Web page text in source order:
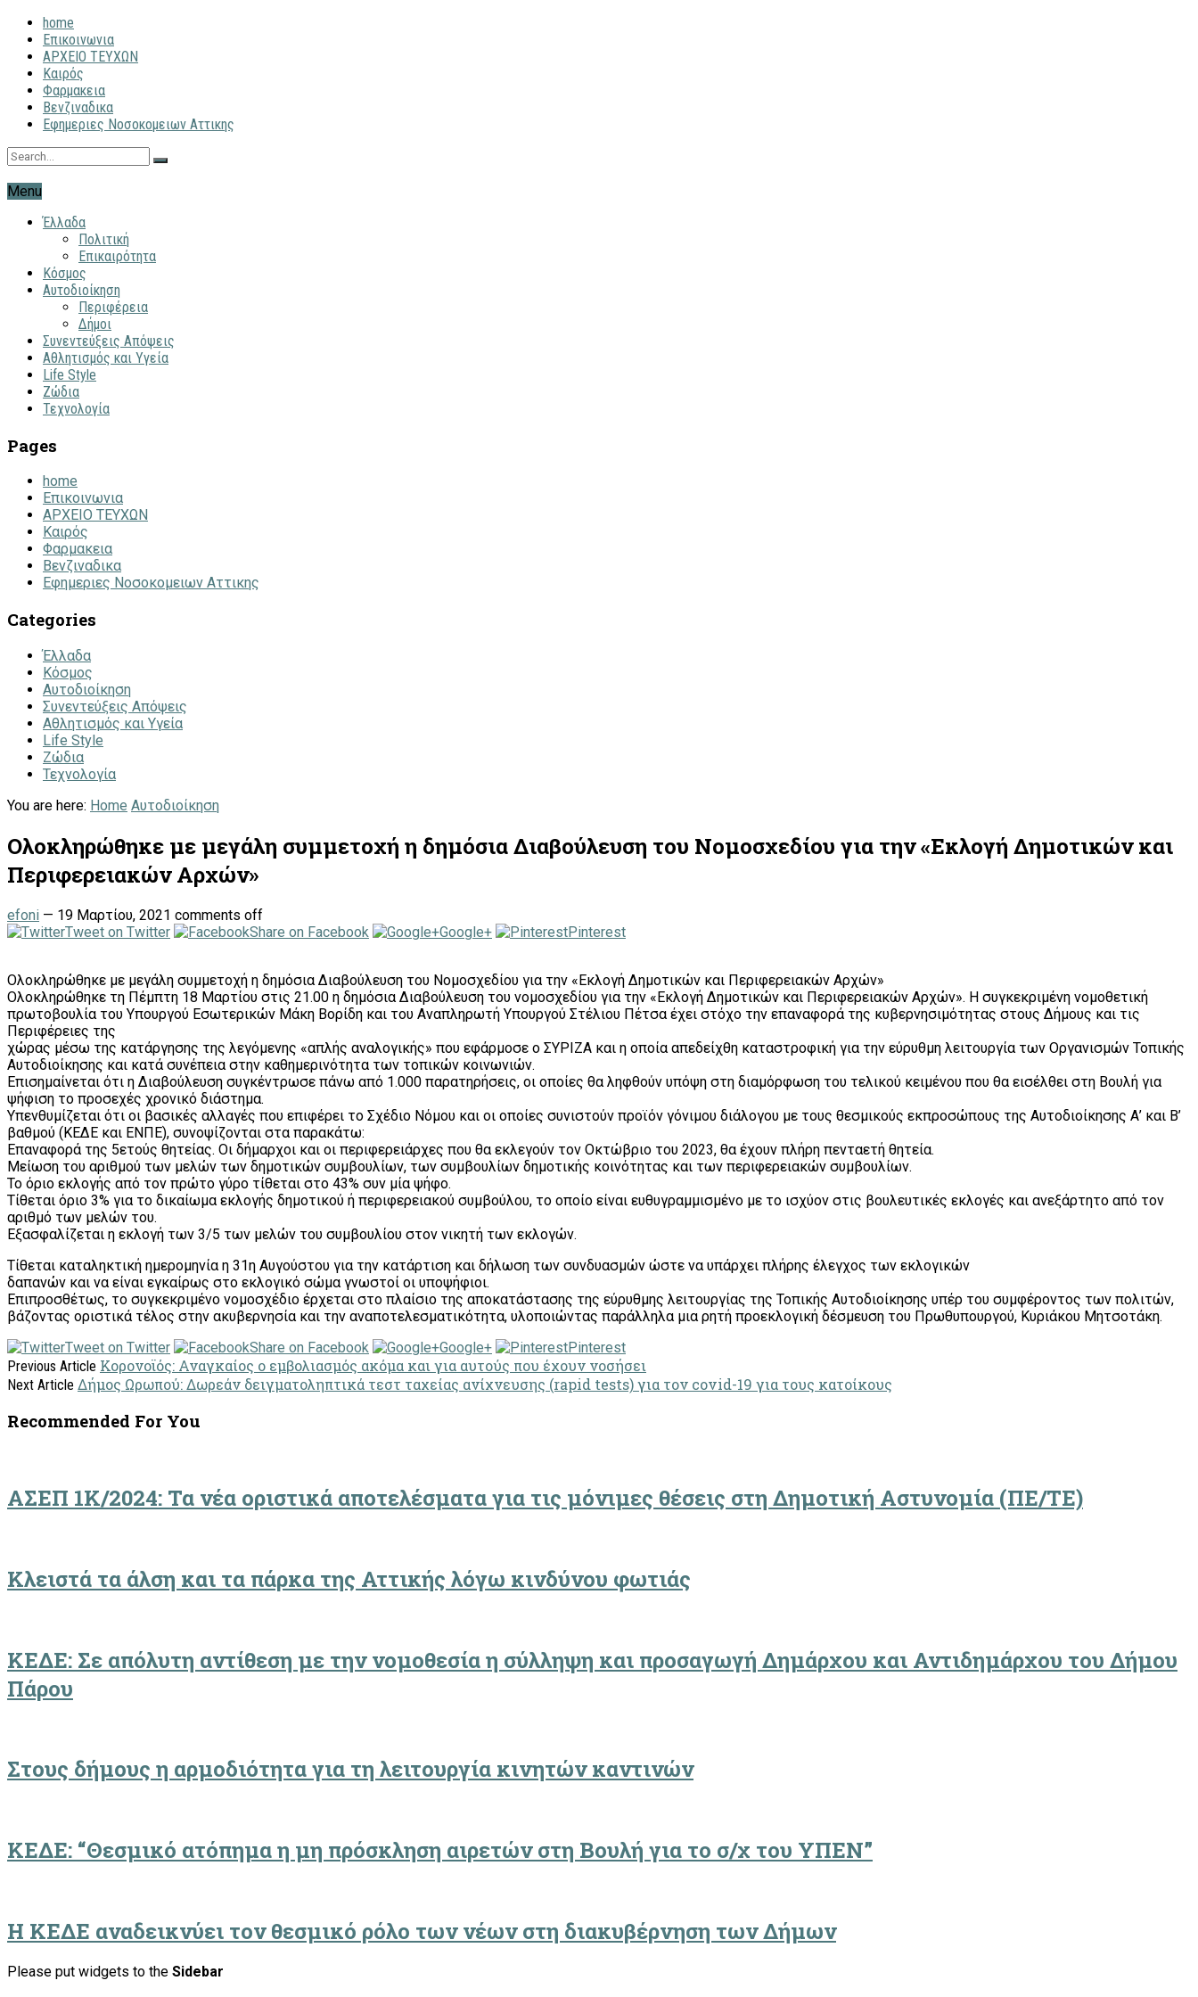
home
Επικοινωνια
ΑΡΧΕΙΟ ΤΕΥΧΩΝ
Καιρός
Φαρμακεια
Βενζιναδικα
Εφημεριες Νοσοκομειων Αττικης
Menu
Έλλαδα
Πολιτική
Επικαιρότητα
Κόσμος
Αυτοδιοίκηση
Περιφέρεια
Δήμοι
Συνεντεύξεις Απόψεις
Αθλητισμός και Υγεία
Life Style
Ζώδια
Τεχνολογία
Pages
home
Επικοινωνια
ΑΡΧΕΙΟ ΤΕΥΧΩΝ
Καιρός
Φαρμακεια
Βενζιναδικα
Εφημεριες Νοσοκομειων Αττικης
Categories
Έλλαδα
Κόσμος
Αυτοδιοίκηση
Συνεντεύξεις Απόψεις
Αθλητισμός και Υγεία
Life Style
Ζώδια
Τεχνολογία
You are here: Home Αυτοδιοίκηση
Ολοκληρώθηκε με μεγάλη συμμετοχή η δημόσια Διαβούλευση του Νομοσχεδίου για την «Εκλογή Δημοτικών και
Περιφερειακών Αρχών»
efoni — 19 Μαρτίου, 2021 comments off
Tweet on Twitter
Share on Facebook Google+ Pinterest
Ολοκληρώθηκε με μεγάλη συμμετοχή η δημόσια Διαβούλευση του Νομοσχεδίου για την «Εκλογή Δημοτικών και Περιφερειακών Αρχών»
Ολοκληρώθηκε τη Πέμπτη 18 Μαρτίου στις 21.00 η δημόσια Διαβούλευση του νομοσχεδίου για την «Εκλογή Δημοτικών και Περιφερειακών Αρχών». Η συγκεκριμένη νομοθετική
πρωτοβουλία του Υπουργού Εσωτερικών Μάκη Βορίδη και του Αναπληρωτή Υπουργού Στέλιου Πέτσα έχει στόχο την επαναφορά της κυβερνησιμότητας στους Δήμους και τις
Περιφέρειες της
χώρας μέσω της κατάργησης της λεγόμενης «απλής αναλογικής» που εφάρμοσε ο ΣΥΡΙΖΑ και η οποία απεδείχθη καταστροφική για την εύρυθμη λειτουργία των Οργανισμών Τοπικής
Αυτοδιοίκησης και κατά συνέπεια στην καθημερινότητα των τοπικών κοινωνιών.
Επισημαίνεται ότι η Διαβούλευση συγκέντρωσε πάνω από 1.000 παρατηρήσεις, οι οποίες θα ληφθούν υπόψη στη διαμόρφωση του τελικού κειμένου που θα εισέλθει στη Βουλή για
ψήφιση το προσεχές χρονικό διάστημα.
Υπενθυμίζεται ότι οι βασικές αλλαγές που επιφέρει το Σχέδιο Νόμου και οι οποίες συνιστούν προϊόν γόνιμου διάλογου με τους θεσμικούς εκπροσώπους της Αυτοδιοίκησης Α’ και Β’
βαθμού (ΚΕΔΕ και ΕΝΠΕ), συνοψίζονται στα παρακάτω:
Επαναφορά της 5ετούς θητείας. Οι δήμαρχοι και οι περιφερειάρχες που θα εκλεγούν τον Οκτώβριο του 2023, θα έχουν πλήρη πενταετή θητεία.
Μείωση του αριθμού των μελών των δημοτικών συμβουλίων, των συμβουλίων δημοτικής κοινότητας και των περιφερειακών συμβουλίων.
Το όριο εκλογής από τον πρώτο γύρο τίθεται στο 43% συν μία ψήφο.
Τίθεται όριο 3% για το δικαίωμα εκλογής δημοτικού ή περιφερειακού συμβούλου, το οποίο είναι ευθυγραμμισμένο με το ισχύον στις βουλευτικές εκλογές και ανεξάρτητο από τον
αριθμό των μελών του.
Εξασφαλίζεται η εκλογή των 3/5 των μελών του συμβουλίου στον νικητή των εκλογών.
Τίθεται καταληκτική ημερομηνία η 31η Αυγούστου για την κατάρτιση και δήλωση των συνδυασμών ώστε να υπάρχει πλήρης έλεγχος των εκλογικών
δαπανών και να είναι εγκαίρως στο εκλογικό σώμα γνωστοί οι υποψήφιοι.
Επιπροσθέτως, το συγκεκριμένο νομοσχέδιο έρχεται στο πλαίσιο της αποκατάστασης της εύρυθμης λειτουργίας της Τοπικής Αυτοδιοίκησης υπέρ του συμφέροντος των πολιτών,
βάζοντας οριστικά τέλος στην ακυβερνησία και την αναποτελεσματικότητα, υλοποιώντας παράλληλα μια ρητή προεκλογική δέσμευση του Πρωθυπουργού, Κυριάκου Μητσοτάκη.
Tweet on Twitter
Share on Facebook Google+
Pinterest
Previous Article Κορονοϊός: Αναγκαίος ο εμβολιασμός ακόμα και για αυτούς που έχουν νοσήσει
Next Article Δήμος Ωρωπού: Δωρεάν δειγματοληπτικά τεστ ταχείας ανίχνευσης (rapid tests) για τον covid-19 για τους κατοίκους
Recommended For You
ΑΣΕΠ 1Κ/2024: Τα νέα οριστικά αποτελέσματα για τις μόνιμες θέσεις στη Δημοτική Αστυνομία (ΠΕ/ΤΕ)
Κλειστά τα άλση και τα πάρκα της Αττικής λόγω κινδύνου φωτιάς
ΚΕΔΕ: Σε απόλυτη αντίθεση με την νομοθεσία η σύλληψη και προσαγωγή Δημάρχου και Αντιδημάρχου του Δήμου
Πάρου
Στους δήμους η αρμοδιότητα για τη λειτουργία κινητών καντινών
ΚΕΔΕ: “Θεσμικό ατόπημα η μη πρόσκληση αιρετών στη Βουλή για το σ/χ του ΥΠΕΝ”
Η ΚΕΔΕ αναδεικνύει τον θεσμικό ρόλο των νέων στη διακυβέρνηση των Δήμων
Please put widgets to the Sidebar